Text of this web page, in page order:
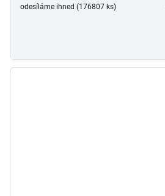
odesíláme ihned (176807 ks)